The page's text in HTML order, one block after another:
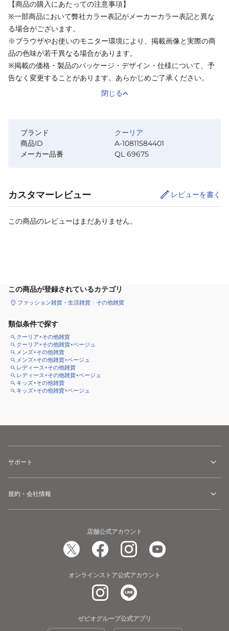
【商品の購入にあたっての注意事項】
※一部商品において弊社カラー表記がメーカーカラー表記と異な
る場合がございます。
※ブラウザやお使いのモニター環境により、掲載画像と実際の商
品の色味が若干異なる場合があります。
※掲載の価格・製品のパッケージ・デザイン・仕様について、予
告なく変更することがあります。あらかじめご了承ください。
閉じる
ブランド
クーリア
商品ID
A-10811584401
メーカー品番
QL 69675
カスタマーレビュー レビューを書く
この商品のレビューはまだありません。
この商品が登録されているカテゴリ
ファッション雑貨・生活雑貨 その他雑貨
類似条件で探す
クーリア×その他雑貨
クーリア×その他雑貨×ベージュ
メンズ×その他雑貨
メンズ×その他雑貨×ベージュ
レディース×その他雑貨
レディース×その他雑貨×ベージュ
キッズ×その他雑貨
キッズ×その他雑貨×ベージュ
サポート
規約・会社情報
店舗公式アカウント
オンラインストア公式アカウント
ゼビオグループ公式アプリ